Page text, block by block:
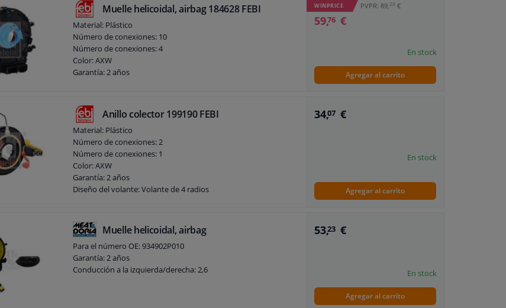
Muelle helicoidal, airbag 184628 FEBI
Material: Plástico
Número de conexiones: 10
Número de conexiones: 4
Color: AXW
Garantía: 2 años
WINPRICE PVPR: 89,23 €
59,76 €
En stock
Agregar al carrito
Anillo colector 199190 FEBI
Material: Plástico
Número de conexiones: 2
Número de conexiones: 1
Color: AXW
Garantía: 2 años
Diseño del volante: Volante de 4 radios
34,07 €
En stock
Agregar al carrito
Muelle helicoidal, airbag
Para el número OE: 934902P010
Garantía: 2 años
Conducción a la izquierda/derecha: 2,6
53,23 €
En stock
Agregar al carrito